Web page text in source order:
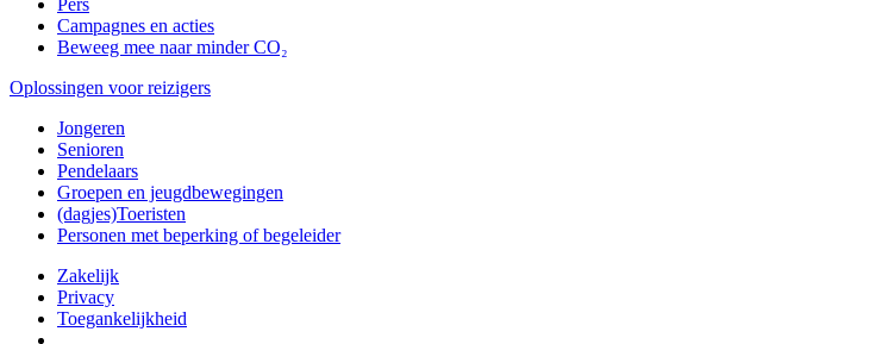
Pers
Campagnes en acties
Beweeg mee naar minder CO₂
Oplossingen voor reizigers
Jongeren
Senioren
Pendelaars
Groepen en jeugdbewegingen
(dagjes)Toeristen
Personen met beperking of begeleider
Zakelijk
Privacy
Toegankelijkheid